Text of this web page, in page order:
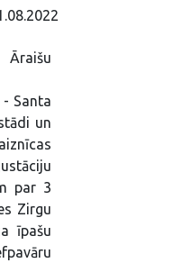
Santa
un
par 3
Zirgu
īpašu